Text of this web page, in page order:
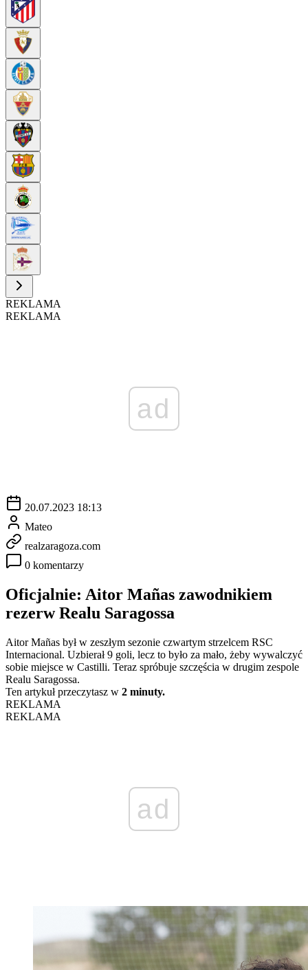
REKLAMA
REKLAMA
ad
20.07.2023 18:13
Mateo
realzaragoza.com
0 komentarzy
Oficjalnie: Aitor Mañas zawodnikiem
rezerw Realu Saragossa
Aitor Mañas był w zeszłym sezonie czwartym strzelcem RSC
Internacional. Uzbierał 9 goli, lecz to było za mało, żeby wywalczyć
sobie miejsce w Castilli. Teraz spróbuje szczęścia w drugim zespole
Realu Saragossa.
Ten artykuł przeczytasz w 2 minuty.
REKLAMA
REKLAMA
ad